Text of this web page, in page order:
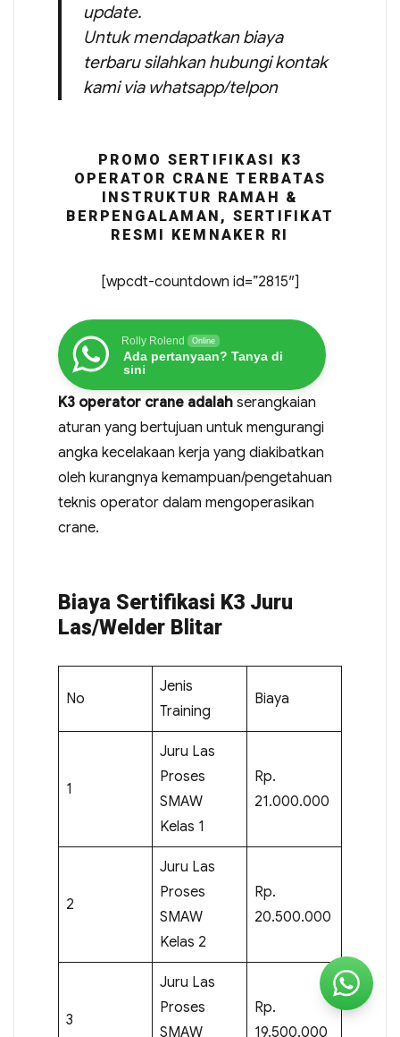
update.
Untuk mendapatkan biaya
terbaru silahkan hubungi kontak
kami via whatsapp/telpon
PROMO SERTIFIKASI K3
OPERATOR CRANE TERBATAS
INSTRUKTUR RAMAH &
BERPENGALAMAN, SERTIFIKAT
RESMI KEMNAKER RI
[wpcdt-countdown id=”2815″]
Rolly Rolend Online
Ada pertanyaan? Tanya di
sini
K3 operator crane adalahserangkaian
aturan yang bertujuan untuk mengurangi
angka kecelakaan kerja yang diakibatkan
oleh kurangnya kemampuan/pengetahuan
teknis operator dalam mengoperasikan
crane.
Biaya Sertifikasi K3 Juru
Las/Welder Blitar
No
Jenis
Training
Biaya
1
Juru Las
Proses
SMAW
Kelas 1
Rp.
21.000.000
2
Juru Las
Proses
SMAW
Kelas 2
Rp.
20.500.000
3
Juru Las
Proses
SMAW
Rp.
19.500.000